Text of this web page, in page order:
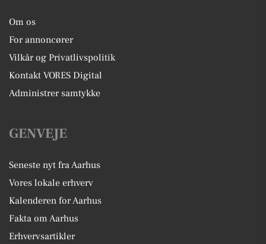
Om os
For annoncører
Vilkår og Privatlivspolitik
Kontakt VORES Digital
Administrer samtykke
GENVEJE
Seneste nyt fra Aarhus
Vores lokale erhverv
Kalenderen for Aarhus
Fakta om Aarhus
Erhvervsartikler